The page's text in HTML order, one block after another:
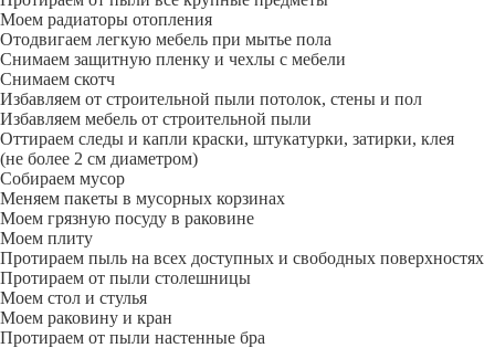
Моем радиаторы отопления
Отодвигаем легкую мебель при мытье пола
Снимаем защитную пленку и чехлы с мебели
Снимаем скотч
Избавляем от строительной пыли потолок, стены и пол
Избавляем мебель от строительной пыли
Оттираем следы и капли краски, штукатурки, затирки, клея
(не более 2 см диаметром)
Собираем мусор
Меняем пакеты в мусорных корзинах
Моем грязную посуду в раковине
Моем плиту
Протираем пыль на всех доступных и свободных поверхностях
Протираем от пыли столешницы
Моем стол и стулья
Моем раковину и кран
Протираем от пыли настенные бра